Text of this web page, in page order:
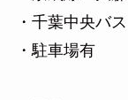
・千葉中央バ
・駐車場有